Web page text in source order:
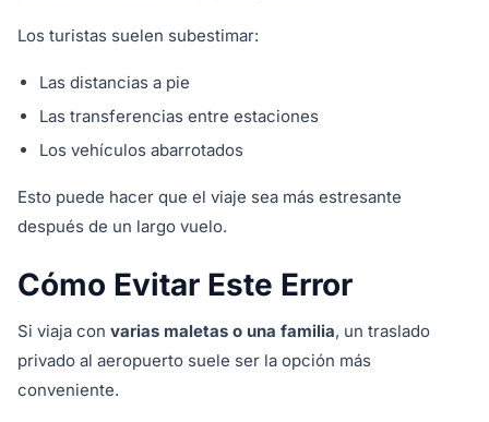
Los turistas suelen subestimar:
Las distancias a pie
Las transferencias entre estaciones
Los vehículos abarrotados
Esto puede hacer que el viaje sea más estresante
después de un largo vuelo.
Cómo Evitar Este Error
Si viaja con varias maletas o una familia, un traslado
privado al aeropuerto suele ser la opción más
conveniente.